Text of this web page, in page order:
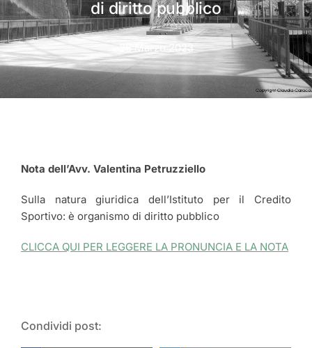
di diritto pubblico
28 Marzo 2023
Nota dell’Avv. Valentina Petruzziello
Sulla natura giuridica dell’Istituto per il Credito
Sportivo: è organismo di diritto pubblico
CLICCA QUI PER LEGGERE LA PRONUNCIA E LA NOTA
Condividi post: